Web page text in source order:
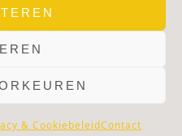
& CookiebeleidContact
PRIVACY & COOKIES.
PROTOCOL.